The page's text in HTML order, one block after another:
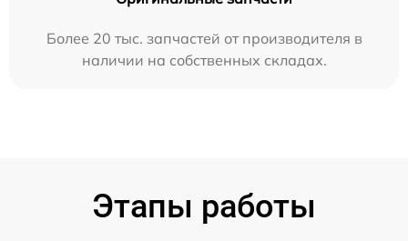
Более 20 тыс. запчастей от производителя в
наличии на собственных складах.
Этапы работы